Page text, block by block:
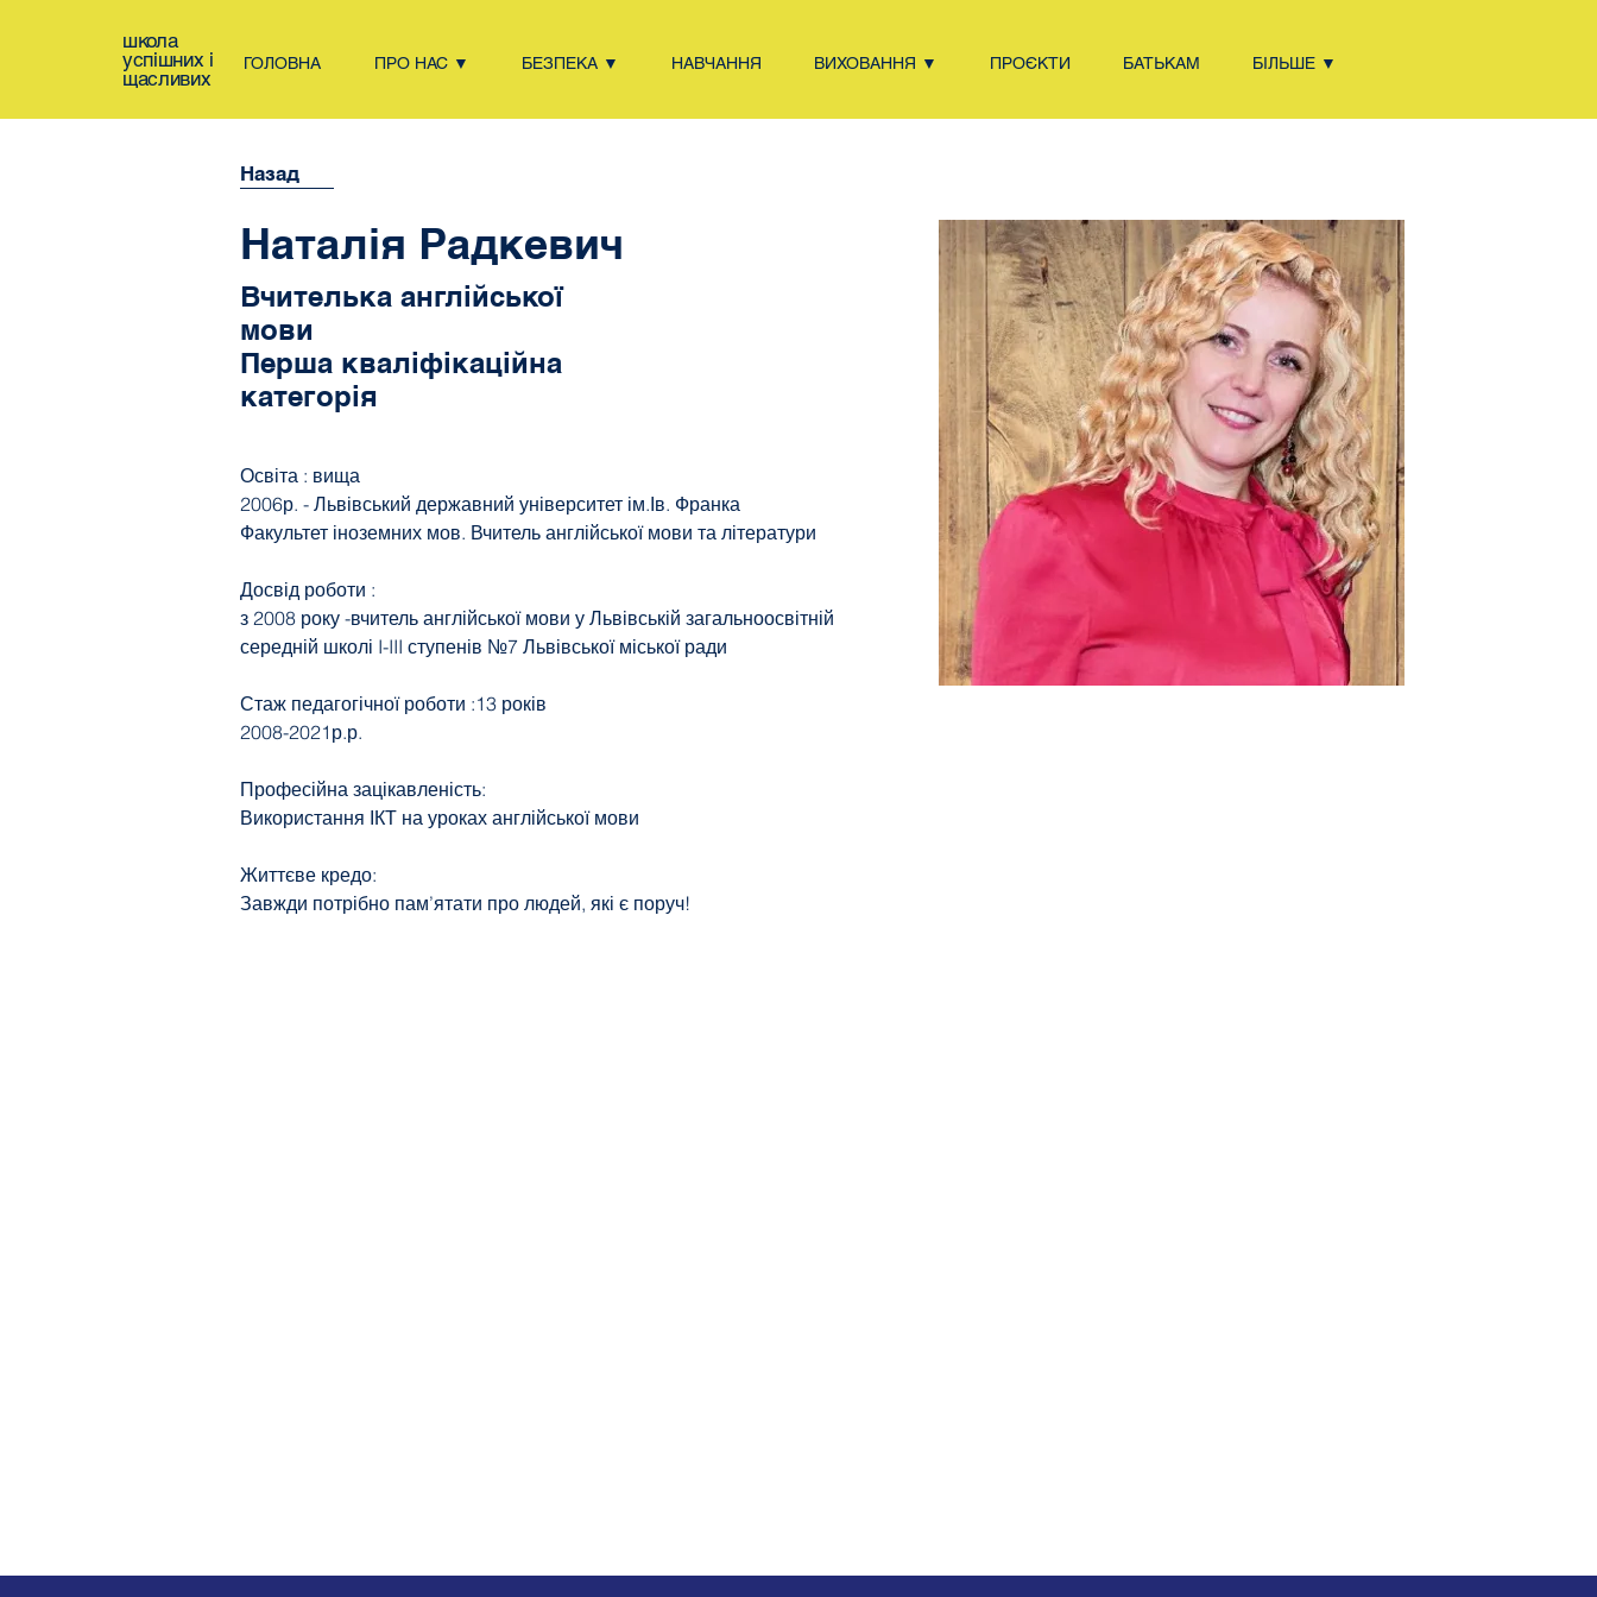
школа
успішних і
щасливих
ГОЛОВНА ПРО НАС ▼ БЕЗПЕКА ▼ НАВЧАННЯ ВИХОВАННЯ ▼ ПРОЄКТИ БАТЬКАМ БІЛЬШЕ ▼
Назад
Наталія Радкевич
Вчителька англійської
мови
Перша кваліфікаційна
категорія
Освіта : вища
2006р. - Львівський державний університет ім.Ів. Франка
Факультет іноземних мов. Вчитель англійської мови та літератури
Досвід роботи :
з 2008 року -вчитель англійської мови у Львівській загальноосвітній
середній школі I-III ступенів №7 Львівської міської ради
Стаж педагогічної роботи :13 років
2008-2021р.р.
Професійна зацікавленість:
Використання ІКТ на уроках англійської мови
Життєве кредо:
Завжди потрібно пам’ятати про людей, які є поруч!